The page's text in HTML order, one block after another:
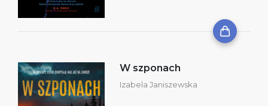
W szponach
Izabela Janiszewska